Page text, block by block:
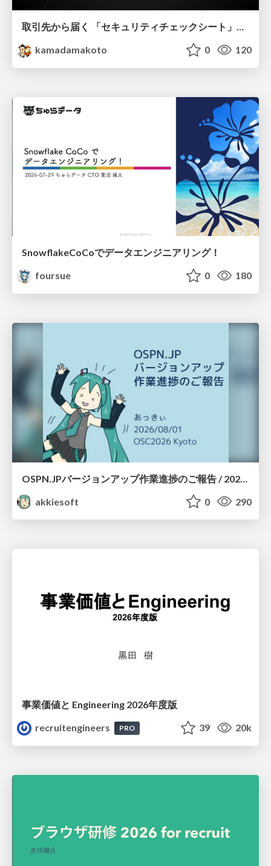
kamadamakoto
0 120
SnowflakeCoCoでデータエンジニアリング！
foursue
0 180
akkiesoft
0 290
事業価値と Engineering 2026年度版
recruitengineers
PRO 39 20k